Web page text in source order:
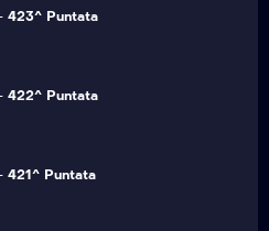
423^ Puntata
422^ Puntata
421^ Puntata